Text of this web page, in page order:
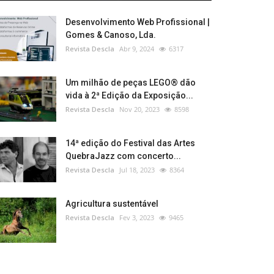
Desenvolvimento Web Profissional |
Gomes & Canoso, Lda.
Revista Descla Abr 9, 2024 6317
Um milhão de peças LEGO® dão
vida à 2ª Edição da Exposição...
Revista Descla Nov 20, 2023 8598
14ª edição do Festival das Artes
QuebraJazz com concerto...
Revista Descla Jul 18, 2023 8364
Agricultura sustentável
Revista Descla Fev 3, 2023 9465